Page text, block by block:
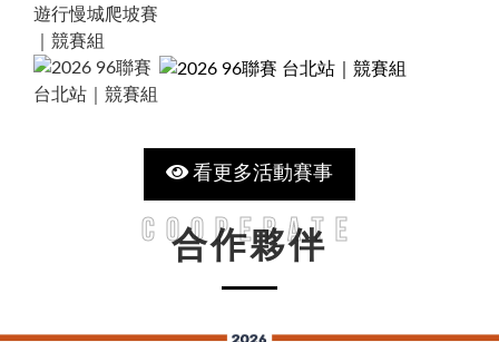
看更多活動賽事
合作夥伴
Cooperate